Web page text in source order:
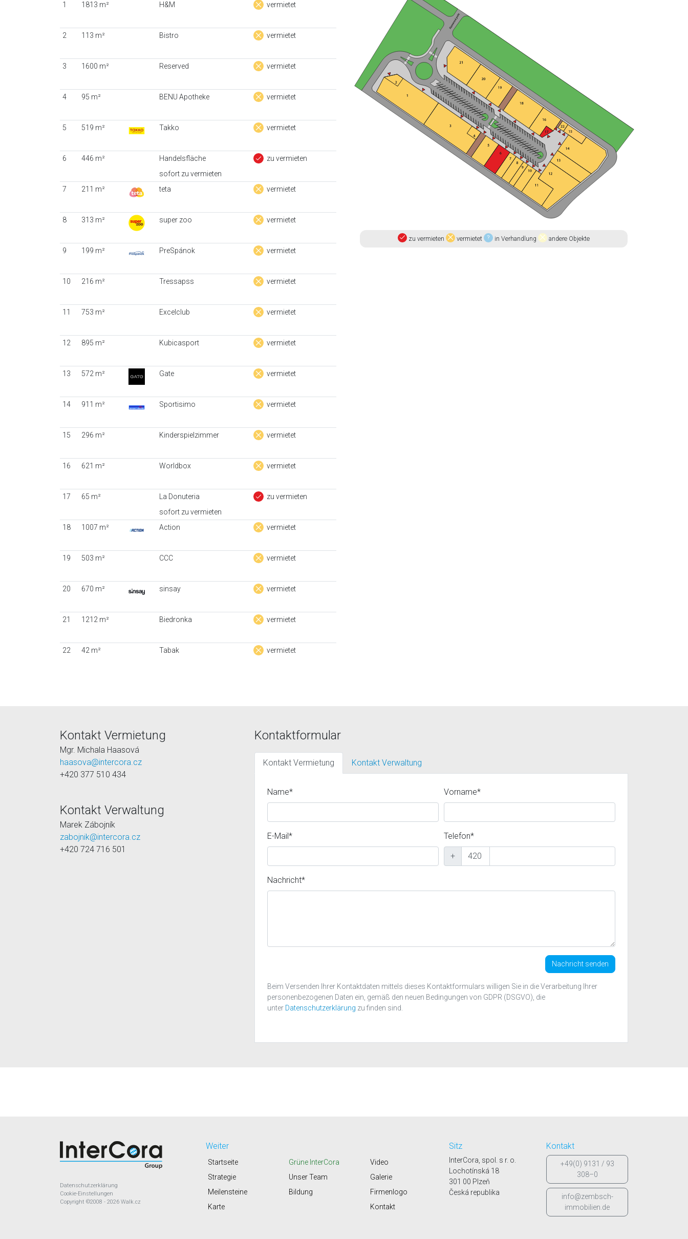
zu vermieten vermietet in Verhandlung andere Objekte
1
1813 m² H&M vermietet
2 113 m² Bistro vermietet
3 1600 m² Reserved vermietet
4 95 m² BENU Apotheke vermietet
5 519 m² Takko vermietet
6 446 m² Handelsfläche
zu vermieten
sofort zu vermieten
7
211 m² teta vermietet
8 313 m² super zoo vermietet
9 199 m² PreSpánok vermietet
10 216 m² Tressapss vermietet
11 753 m² Excelclub vermietet
12 895 m² Kubicasport vermietet
13 572 m² Gate vermietet
14 911 m² Sportisimo vermietet
15 296 m² Kinderspielzimmer vermietet
16 621 m² Worldbox vermietet
17 65 m² La Donuteria
zu vermieten
sofort zu vermieten
18
1007 m² Action vermietet
19 503 m² CCC vermietet
20 670 m² sinsay vermietet
21 1212 m² Biedronka vermietet
22 42 m² Tabak vermietet
Kontakt Vermietung
Mgr. Michala Haasová
haasova@intercora.cz
+420 377 510 434
Kontakt Verwaltung
Marek Zábojník
zabojnik@intercora.cz
+420 724 716 501
Kontaktformular
Kontakt Vermietung Kontakt Verwaltung
Name* Vorname*
E-Mail* Telefon*
+
Nachricht*
Nachricht senden
Beim Versenden Ihrer Kontaktdaten mittels dieses Kontaktformulars willigen Sie in die Verarbeitung Ihrer
personenbezogenen Daten ein, gemäß den neuen Bedingungen von GDPR (DSGVO), die
unter Datenschutzerklärung zu finden sind.
Kontakt
+49(0) 9131 / 93
308–0
info@zembsch-
immobilien.de
Weiter
Startseite
Strategie
Meilensteine
Karte
Grüne InterCora
Unser Team
Bildung
Video
Galerie
Firmenlogo
Kontakt
Sitz
InterCora, spol. s r. o.
Lochotínská 18
301 00 Plzeň
Česká republika
Datenschutzerklärung
Cookie-Einstellungen
Copyright ©2008 - 2026 Walk.cz